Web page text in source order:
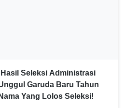
Seleksi Administrasi
Garuda Baru Tahun
Yang Lolos Seleksi!